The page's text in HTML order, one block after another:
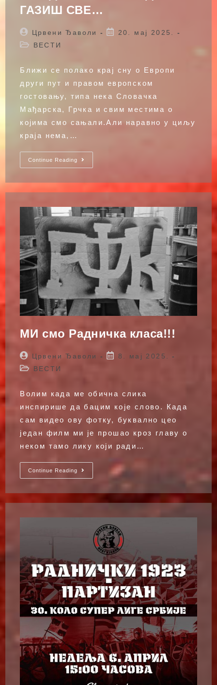
ГАЗИШ СВЕ…
Post
author:
Црвени Ђаволи
Post20. мај 2025.
PostВЕСТИ
Ближи се полако крај сну о Европи
други пут и правом европском
гостовању, типа нека Словачка
Мађарска, Грчка и свим местима о
којима смо сањали.Али наравно у циљу
краја нема,…
Continue Reading
И
КАДА
ГАЗИШ
МИ смо Радничка класа!!!
Post
author:
Црвени Ђаволи
Post8. мај 2025.
PostВЕСТИ
Волим када ме обична слика
инспирише да бацим које слово. Када
сам видео ову фотку, буквално цео
један филм ми је прошао кроз главу о
неком тамо лику који ради…
Continue Reading
МИ
Смо